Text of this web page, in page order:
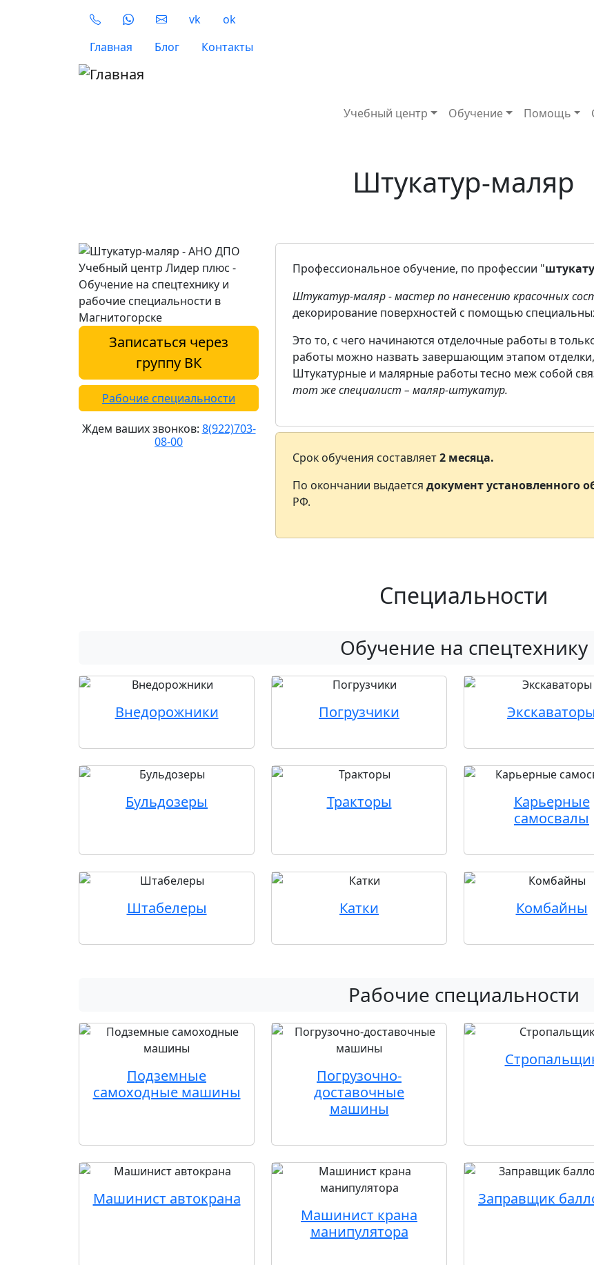
Social vk ok
Верхнее меню
Главная Блог Контакты
Основная навигация
Учебный центр Обучение Помощь
Штукатур-маляр
Записаться через
группу ВК
Рабочие специальности
Ждем ваших звонков: 8(922)703-
08-00
Профессиональное обучение, по профессии "
Штукатур-маляр - мастер по нанесению красочных
декорирование поверхностей с помощью
Это то, с чего начинаются отделочные работы в
работы можно назвать завершающим этапом отделки,
Штукатурные и малярные работы тесно меж собой
тот же специалист – маляр-штукатур.
Срок обучения составляет2 месяца.
По окончании выдается документ установленного
РФ.
Специальности
Обучение на спецтехнику
Внедорожники Погрузчики Экскаваторы
Бульдозеры Тракторы
Карьерные
самосвалы
Штабелеры Катки Комбайны
Рабочие специальности
Подземные
самоходные машины
Погрузочно-
доставочные
машины
Машинист автокрана
Машинист крана
манипулятора
Заправщик